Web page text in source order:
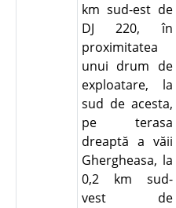
km sud-est de
DJ 220, în
proximitatea
unui drum de
exploatare, la
sud de acesta,
pe terasa
dreaptă a văii
Ghergheasa, la
0,2 km sud-
vest de